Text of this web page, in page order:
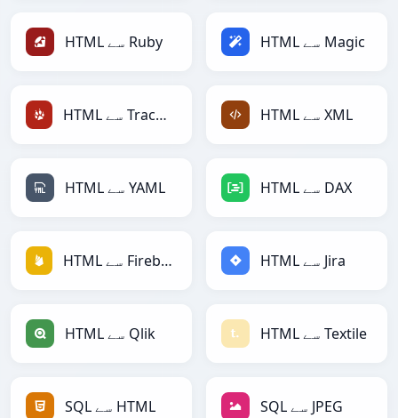
HTML سے Ruby HTML سے Magic
HTML سے TracWiki HTML سے XML
HTML سے YAML HTML سے DAX
HTML سے Firebase HTML سے Jira
HTML سے Qlik HTML سے Textile
SQL سے HTML SQL سے JPEG